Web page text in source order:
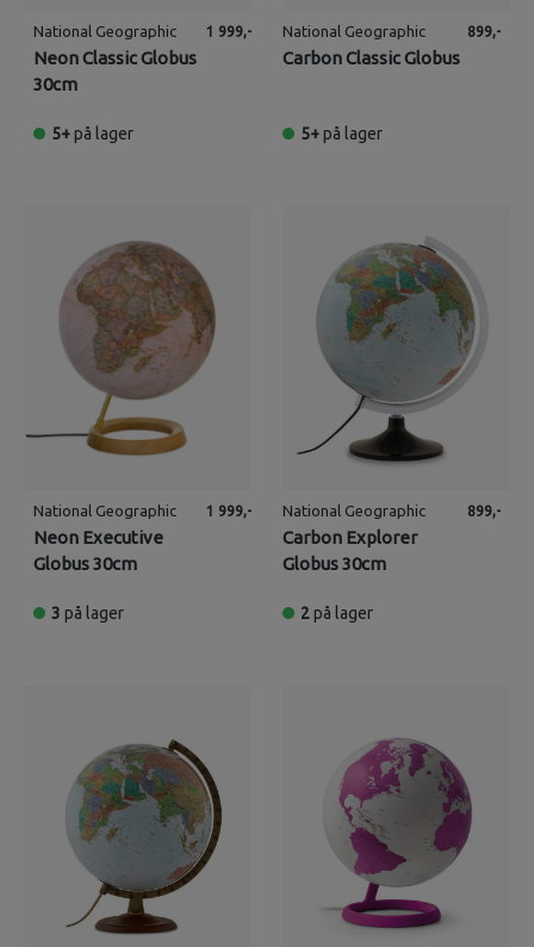
National Geographic
Neon Classic Globus
30cm
1 999,-
5+på lager
National Geographic
Carbon Classic Globus
899,-
5+på lager
National Geographic
Neon Executive
Globus 30cm
1 999,-
3 på lager
National Geographic
Carbon Explorer
Globus 30cm
899,-
2på lager